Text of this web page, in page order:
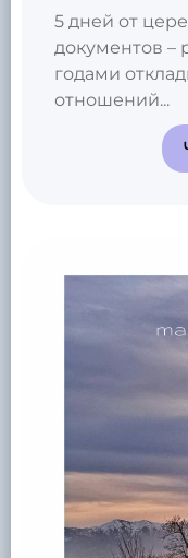
5 дней от
документов –
годами
отношений...